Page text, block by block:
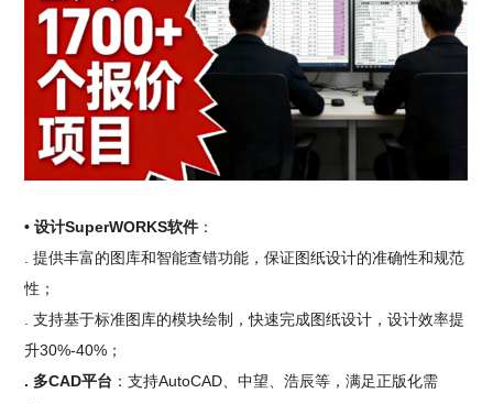
• 设计SuperWORKS软件 ：
. 提供丰富的图库和智能查错功能，保证图纸设计的准确性和规范
性；
. 支持基于标准图库的模块绘制，快速完成图纸设计，设计效率提
升30%-40%；
. 多CAD平台 ：支持AutoCAD、中望、浩辰等，满足正版化需